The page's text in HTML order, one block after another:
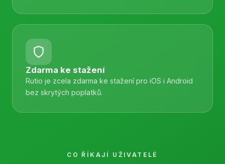
Zdarma ke stažení
Rutio je zcela zdarma ke stažení pro iOS i Android
bez skrytých poplatků.
CO ŘÍKAJÍ UŽIVATELÉ